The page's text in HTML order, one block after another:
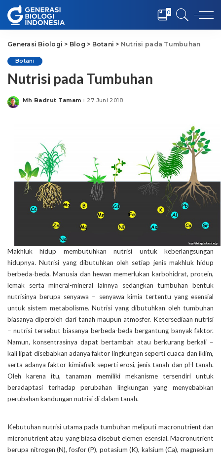
0
Generasi Biologi > Blog > Botani > Nutrisi pada Tumbuhan
Botani
Nutrisi pada Tumbuhan
Posted
Mh Badrut Tamam 27 Juni 2018
Makhluk hidup membutuhkan nutrisi untuk keberlangsungan
hidupnya. Nutrisi yang dibutuhkan oleh setiap jenis makhluk hidup
berbeda-beda. Manusia dan hewan memerlukan karbohidrat, protein,
lemak serta mineral-mineral lainnya sedangkan tumbuhan bentuk
nutrisinya berupa senyawa – senyawa kimia tertentu yang esensial
untuk sistem metabolisme. Nutrisi yang dibutuhkan oleh tumbuhan
biasanya diperoleh dari tanah maupun atmosfer. Ketersediaan nutrisi
– nutrisi tersebut biasanya berbeda-beda bergantung banyak faktor.
Namun, konsentrasinya dapat bertambah atau berkurang berkali –
kali lipat disebabkan adanya faktor lingkungan seperti cuaca dan iklim,
serta adanya faktor kimiafisik seperti erosi, jenis tanah dan pH tanah.
Oleh karena itu, tanaman memiliki mekanisme tersendiri untuk
beradaptasi terhadap perubahan lingkungan yang menyebabkan
perubahan kandungan nutrisi di dalam tanah.
Kebutuhan nutrisi utama pada tumbuhan meliputi macronutrient dan
micronutrient atau yang biasa disebut elemen esensial. Macronutrient
berupa nitrogen (N), fosfor (P), potasium (K), kalsium (Ca), magnesium